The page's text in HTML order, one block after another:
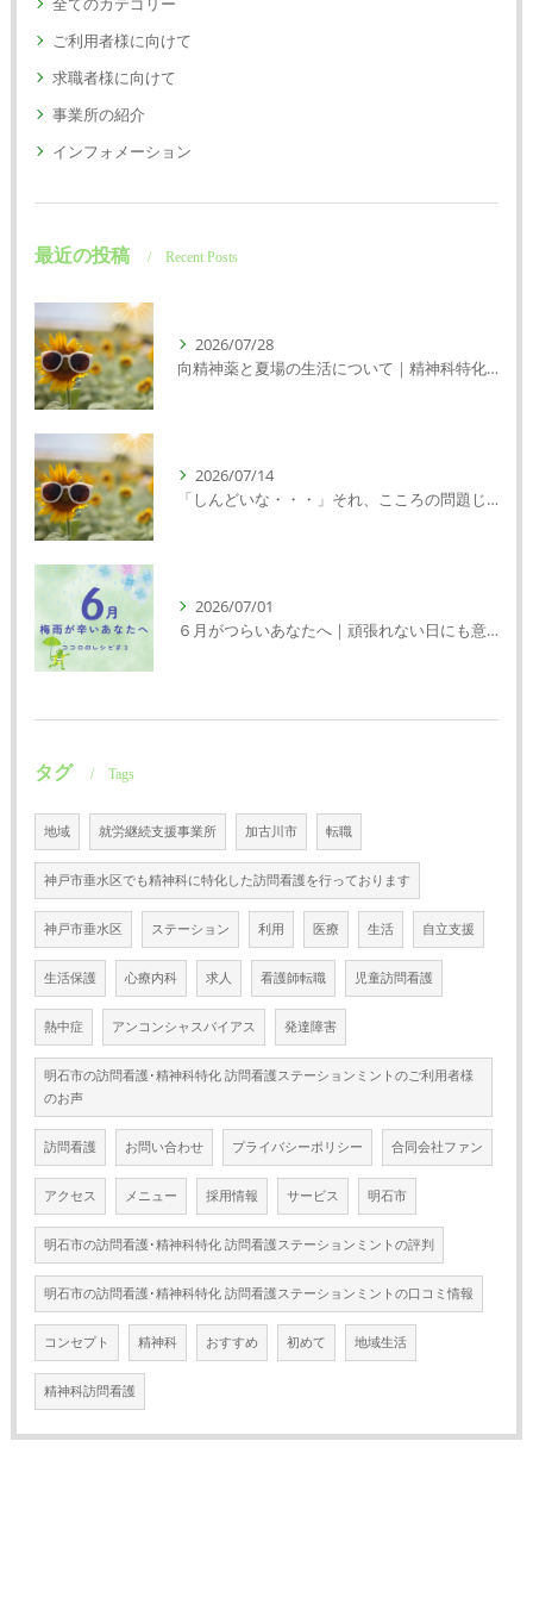
ご利用者様に向けて
求職者様に向けて
事業所の紹介
インフォメーション
最近の投稿 Recent Posts
2026/07/28
向精神薬と夏場の生活について｜精神科特化訪問看護ミント【明石市・神戸市垂水区・神戸市西区】
2026/07/14
「しんどいな・・・」それ、こころの問題じゃないかもしれません｜精神科特化訪問看護ミント【明石市・神戸市西区・垂水区】
2026/07/01
６月がつらいあなたへ｜頑張れない日にも意味がある
タグ Tags
地域 就労継続支援事業所 加古川市 転職
神戸市垂水区でも精神科に特化した訪問看護を行っております
神戸市垂水区 ステーション 利用 医療 生活 自立支援
生活保護 心療内科 求人 看護師転職 児童訪問看護
熱中症 アンコンシャスバイアス 発達障害
明石市の訪問看護･精神科特化 訪問看護ステーションミントのご利用者様
のお声
訪問看護 お問い合わせ プライバシーポリシー 合同会社ファン
アクセス メニュー 採用情報 サービス 明石市
明石市の訪問看護･精神科特化 訪問看護ステーションミントの評判
明石市の訪問看護･精神科特化 訪問看護ステーションミントの口コミ情報
コンセプト 精神科 おすすめ 初めて 地域生活
精神科訪問看護